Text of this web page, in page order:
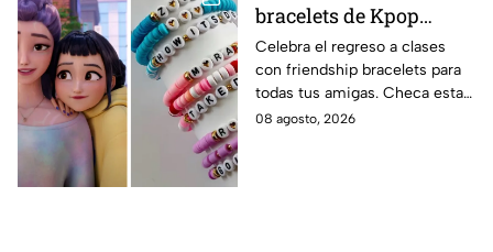
bracelets de Kpop
Demon Hunters para
intercambiar con tus
mejores amigas este
regreso a clases
Celebra el regreso a clases
con friendship bracelets para
todas tus amigas. Checa estas
4 ideas inspiradas en Kpop
08 agosto, 2026